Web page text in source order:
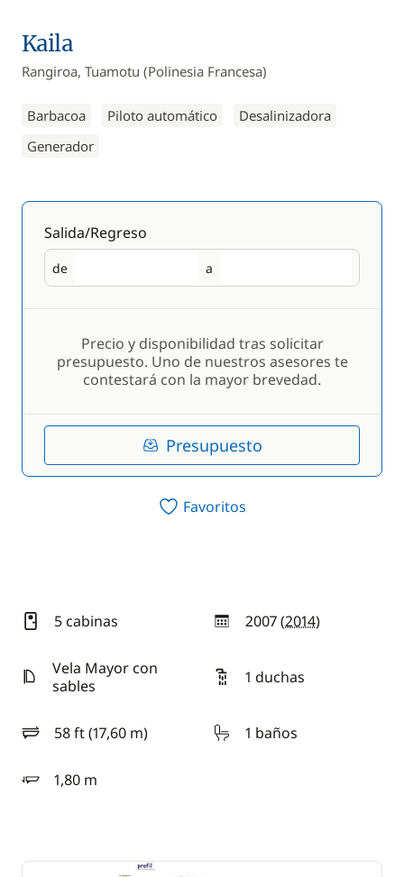
Kaila
Rangiroa, Tuamotu (Polinesia Francesa)
Barbacoa Piloto automático
Desalinizadora
Generador
Salida/Regreso
de
Salida a
Regreso
Precio y disponibilidad tras solicitar
presupuesto. Uno de nuestros asesores te
contestará con la mayor brevedad.
Presupuesto
Favoritos
5 cabinas 2007 (2014)
año
Vela Mayor con
sables
1 duchas
58 ft (17,60 m)
eslora 1 baños
1,80 m
calado